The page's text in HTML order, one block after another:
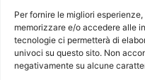
Per fornire le migliori
memorizzare e/o accedere alle
tecnologie ci permetterà di
univoci su questo sito. Non
negativamente su alcune